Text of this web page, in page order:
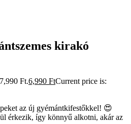
kirakó
Ft.6,990 FtCurrent price is:
az új gyémántkifestőkkel! 😍
érkezik, így könnyű alkotni, akár az